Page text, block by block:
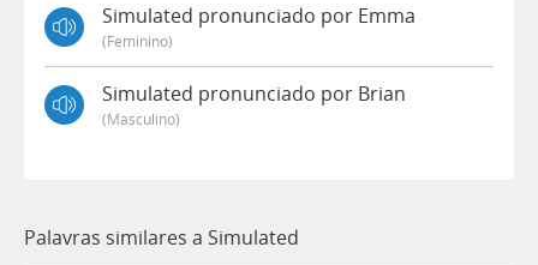
Simulated pronunciado por Emma
(feminino)
Simulated pronunciado por Brian
(masculino)
Palavras similares a Simulated